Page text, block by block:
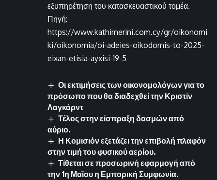
εξυπηρέτηση του κατασκευαστικού τομέα.
Πηγή:
https://www.kathimerini.com.cy/gr/oikonomi
ki/oikonomia/oi-adeies-oikodomis-to-2025-
eixan-etisia-ayxisi-19-5
Οι εκτιμήσεις των οικονομολόγων για το
πρόσωπο που θα διαδεχθεί την Κριστίν
Λαγκάρντ
Τέλος στην είσπραξη δασμών από
αύριο.
Η Κομισιόν εξετάζει την επιβολή πλαφόν
στην τιμή του φυσικού αερίου.
Τίθεται σε προσωρινή εφαρμογή από
την 1η Μαΐου η Εμπορική Συμφωνία.